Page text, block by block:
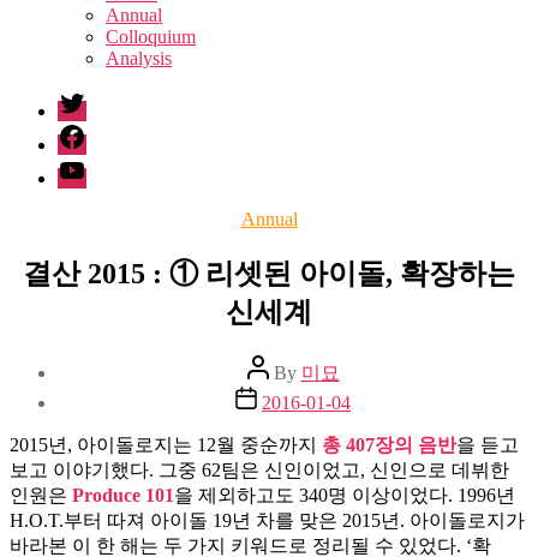
menu
Annual
Colloquium
Analysis
twitter
facebook
Youtube
Categories
Annual
결산 2015 : ① 리셋된 아이돌, 확장하는
신세계
Post
author
By 미묘
Post
date
2016-01-04
2015년, 아이돌로지는 12월 중순까지 총 407장의 음반을 듣고
보고 이야기했다. 그중 62팀은 신인이었고, 신인으로 데뷔한
인원은 Produce 101을 제외하고도 340명 이상이었다. 1996년
H.O.T.부터 따져 아이돌 19년 차를 맞은 2015년. 아이돌로지가
바라본 이 한 해는 두 가지 키워드로 정리될 수 있었다. ‘확